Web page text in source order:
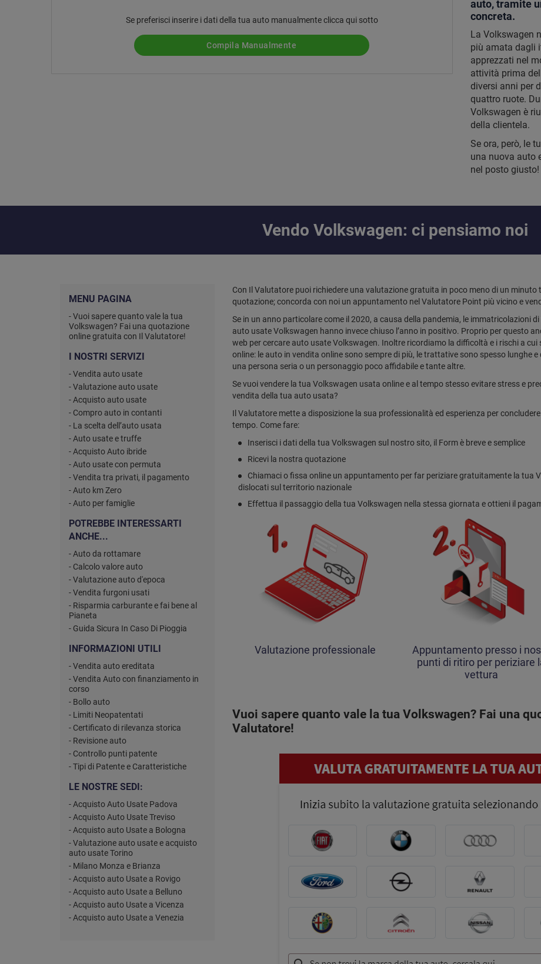
Se preferisci inserire i dati della tua auto manualmente clicca qui sotto
Compila Manualmente
auto, tramite
concreta.
La Volkswagen
più amata dagli
apprezzati nel
attività prima
diversi anni per
quattro ruote.
Volkswagen è
della clientela.
Se ora, però, le
una nuova auto
nel posto giusto!
Vendo Volkswagen: ci pensiamo noi
MENU PAGINA
- Vuoi sapere quanto vale la tua
Volkswagen? Fai una quotazione
online gratuita con Il Valutatore!
I NOSTRI SERVIZI
- Vendita auto usate
- Valutazione auto usate
- Acquisto auto usate
- Compro auto in contanti
- La scelta dell’auto usata
- Auto usate e truffe
- Acquisto Auto ibride
- Auto usate con permuta
- Vendita tra privati, il pagamento
- Auto km Zero
- Auto per famiglie
POTREBBE INTERESSARTI
ANCHE...
- Auto da rottamare
- Calcolo valore auto
- Valutazione auto d'epoca
- Vendita furgoni usati
- Risparmia carburante e fai bene al
Pianeta
- Guida Sicura In Caso Di Pioggia
INFORMAZIONI UTILI
- Vendita auto ereditata
- Vendita Auto con finanziamento in
corso
- Bollo auto
- Limiti Neopatentati
- Certificato di rilevanza storica
- Revisione auto
- Controllo punti patente
- Tipi di Patente e Caratteristiche
LE NOSTRE SEDI:
- Acquisto Auto Usate Padova
- Acquisto Auto Usate Treviso
- Acquisto auto Usate a Bologna
- Valutazione auto usate e acquisto
auto usate Torino
- Milano Monza e Brianza
- Acquisto auto Usate a Rovigo
- Acquisto auto Usate a Belluno
- Acquisto auto Usate a Vicenza
- Acquisto auto Usate a Venezia
Con Il Valutatore puoi richiedere una valutazione gratuita in poco meno di un
quotazione; concorda con noi un appuntamento nel Valutatore Point più vicino e
Se in un anno particolare come il 2020, a causa della pandemia, le immatricolazioni
auto usate Volkswagen hanno invece chiuso l’anno in positivo. Proprio per questo
web per cercare auto usate Volkswagen. Inoltre ricordiamo la difficoltà e i rischi a
online: le auto in vendita online sono sempre di più, le trattative sono spesso lunghe
una persona seria o un personaggio poco affidabile e tante altre.
Se vuoi vendere la tua Volkswagen usata online e al tempo stesso evitare stress e
vendita della tua auto usata?
Il Valutatore mette a disposizione la sua professionalità ed esperienza per
tempo. Come fare:
Inserisci i dati della tua Volkswagen sul nostro sito, il Form è breve e semplice
Ricevi la nostra quotazione
Chiamaci o fissa online un appuntamento per far periziare gratuitamente la tua
dislocati sul territorio nazionale
Effettua il passaggio della tua Volkswagen nella stessa giornata e ottieni il
Valutazione professionale
Appuntamento presso i
punti di ritiro per periziare
vettura
Vuoi sapere quanto vale la tua Volkswagen? Fai una
Valutatore!